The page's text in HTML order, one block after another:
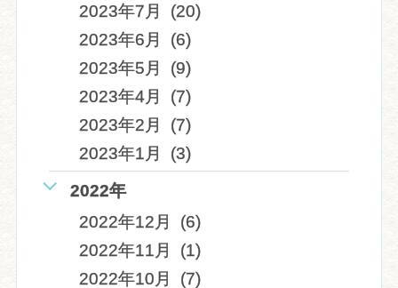
2023年7月 (20)
2023年6月 (6)
2023年5月 (9)
2023年4月 (7)
2023年2月 (7)
2023年1月 (3)
2022年
2022年12月 (6)
2022年11月 (1)
2022年10月 (7)